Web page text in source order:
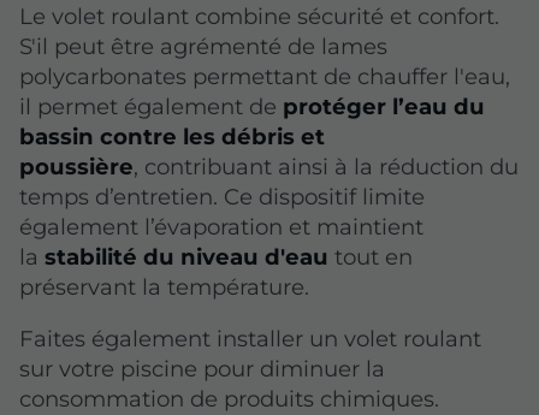
Le volet roulant combine sécurité et confort.
S'il peut être agrémenté de lames
polycarbonates permettant de chauffer l'eau,
il permet également de protéger l’eau du
bassin contre les débris et
poussière, contribuant ainsi à la réduction du
temps d’entretien. Ce dispositif limite
également l’évaporation et maintient
la stabilité du niveau d'eau tout en
préservant la température.
Faites également installer un volet roulant
sur votre piscine pour diminuer la
consommation de produits chimiques.